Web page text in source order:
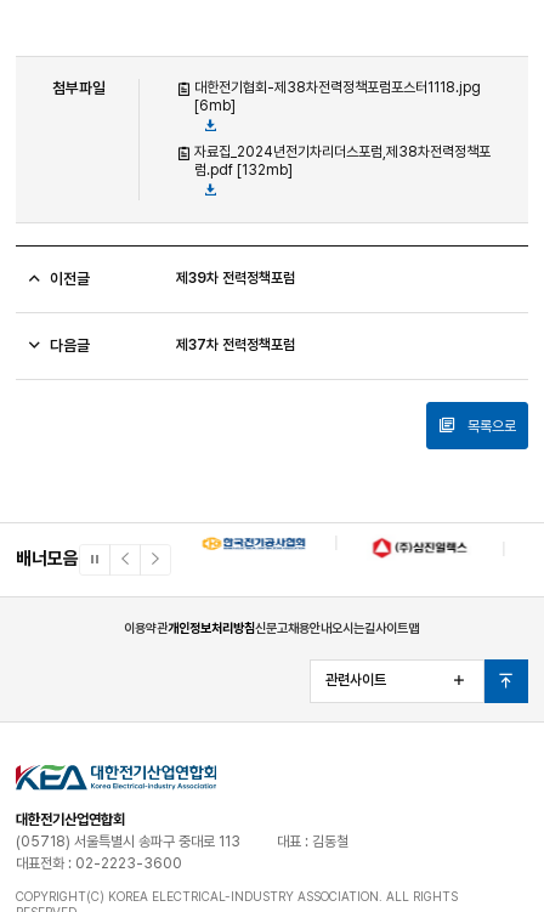
첨부파일
대한전기협회-제38차전력정책포럼포스터1118.jpg
[6mb]
자료집_2024년전기차리더스포럼,제38차전력정책포
럼.pdf [132mb]
이전글 제39차 전력정책포럼
다음글 제37차 전력정책포럼
목록으로
배너모음
일
이
너
다
너
이용약관개인정보처리방침신문고채용안내오시는길사이트맵
관련사이트
열
기
맨
위
로
대한전기산업연합회
(05718) 서울특별시 송파구 중대로 113
대표 : 김동철
대표전화 : 02-2223-3600
COPYRIGHT(C) KOREA ELECTRICAL-INDUSTRY ASSOCIATION. ALL RIGHTS